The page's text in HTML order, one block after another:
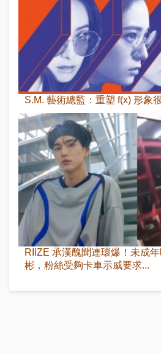
S.M. 藝術總監：重塑 f(x) 形象
RIIZE 承漢醜聞連環爆！未成
彬，粉絲受夠卡車示威要求...